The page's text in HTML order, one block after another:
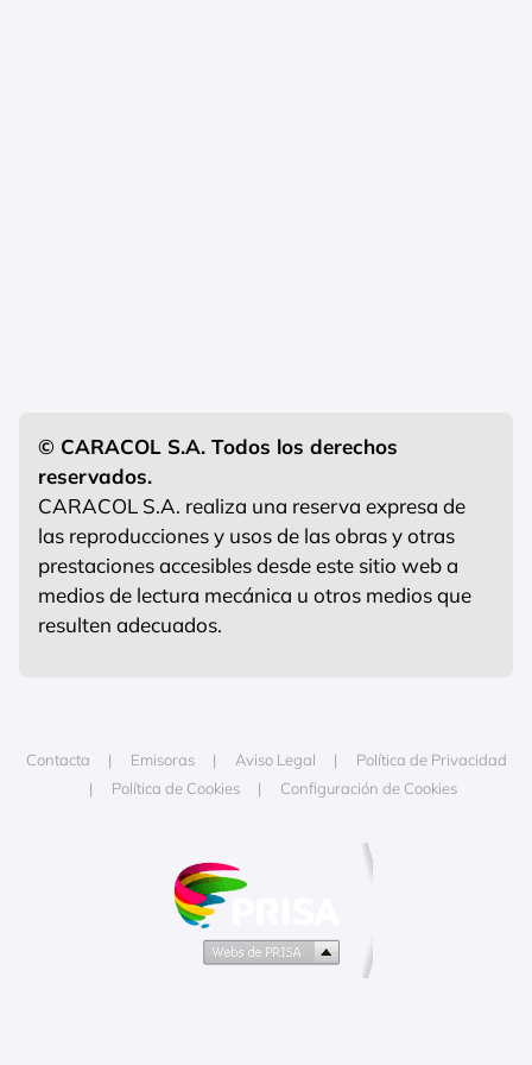
© CARACOL S.A. Todos los derechos
reservados.
CARACOL S.A. realiza una reserva expresa de
las reproducciones y usos de las obras y otras
prestaciones accesibles desde este sitio web a
medios de lectura mecánica u otros medios que
resulten adecuados.
Contacta Emisoras Aviso Legal
Política de Privacidad
Política de Cookies
Configuración de Cookies